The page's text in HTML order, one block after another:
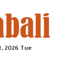
2026 Tue